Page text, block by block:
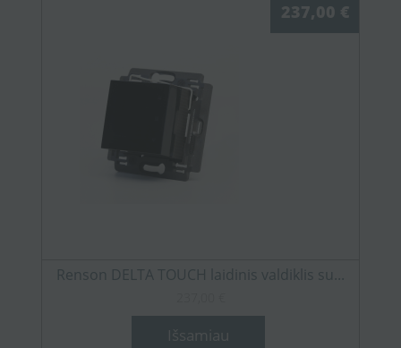
237,00 €
Renson DELTA TOUCH laidinis valdiklis su...
Išsamiau